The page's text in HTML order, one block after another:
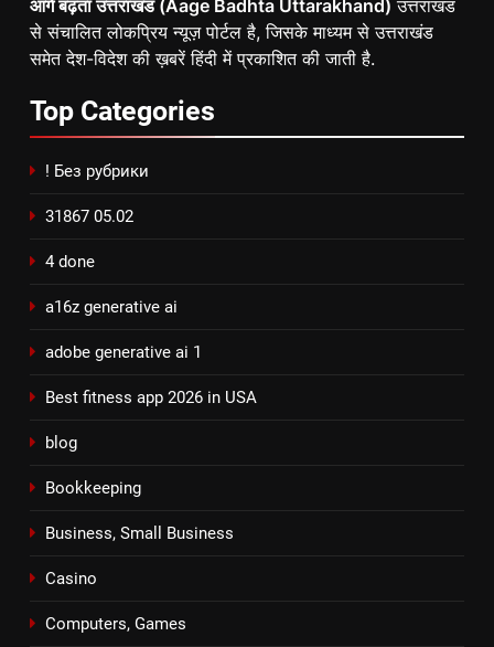
आगे बढ़ता उत्तराखंड (Aage Badhta Uttarakhand) उत्तराखंड
से संचालित लोकप्रिय न्यूज़ पोर्टल है, जिसके माध्यम से उत्तराखंड
समेत देश-विदेश की ख़बरें हिंदी में प्रकाशित की जाती है.
Top Categories
! Без рубрики
31867 05.02
4 done
a16z generative ai
adobe generative ai 1
Best fitness app 2026 in USA
blog
Bookkeeping
Business, Small Business
Casino
Computers, Games